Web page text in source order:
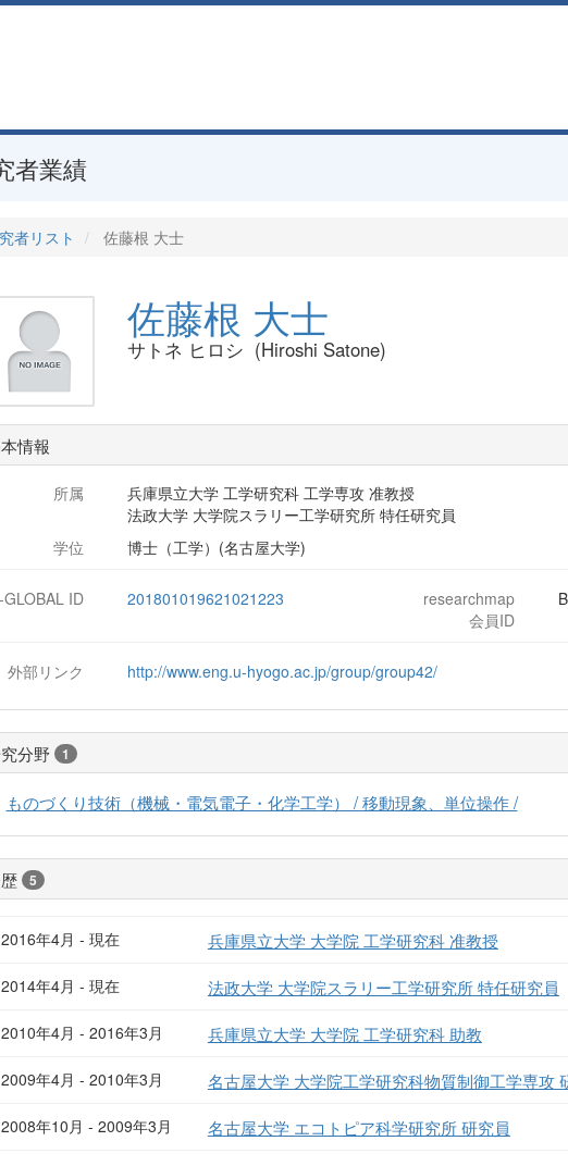
者業績
者リスト 佐藤根 大士
佐藤根 大士
サトネ ヒロシ (Hiroshi Satone)
情報
所属
兵庫県立大学 工学研究科 工学専攻 准教授
法政大学 大学院スラリー工学研究所 特任研究員
学位
博士（工学）(名古屋大学)
GLOBAL ID 201801019621021223
researchmap
会員ID
外部リンク http://www.eng.u-hyogo.ac.jp/group/group42/
分野 1
ものづくり技術（機械・電気電子・化学工学） / 移動現象、単位操作 /
5
2016年4月 - 現在 兵庫県立大学 大学院 工学研究科 准教授
2014年4月 - 現在 法政大学 大学院スラリー工学研究所 特任研究員
2010年4月 - 2016年3月 兵庫県立大学 大学院 工学研究科 助教
2009年4月 - 2010年3月 名古屋大学 大学院工学研究科物質制御工学専攻
2008年10月 - 2009年3月 名古屋大学 エコトピア科学研究所 研究員